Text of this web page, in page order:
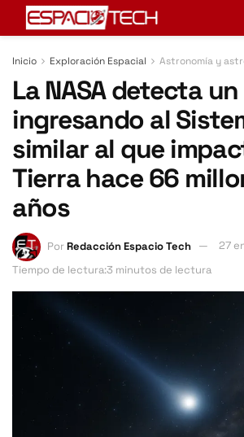
Inicio Exploración Espacial Astronomía y
La NASA detecta
ingresando al
similar al que
Tierra hace 66
años
PorRedacción Espacio Tech
27
Tiempo de lectura:3 minutos de lectura